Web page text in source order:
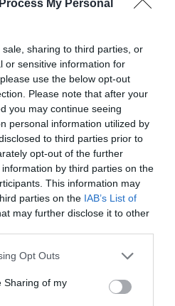
My Personal
sharing to third parties, or
or sensitive information for
use the below opt-out
Please note that after your
you may continue seeing
personal information utilized by
to third parties prior to
opt-out of the further
by third parties on the
This information may
parties on the IAB’s List of
may further disclose it to other
app uses one or more Google
behaviour. You may click to
and its third-party tags to
Opt Outs
Sharing of my
/ egrinapok.hu)
hírekről, kövessen
Google Hírek oldalán!